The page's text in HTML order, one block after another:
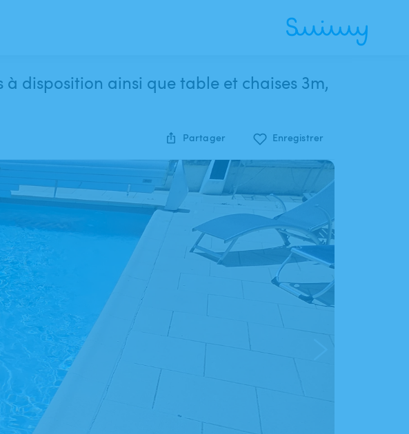
disposition ainsi que table et chaises 3m,
Partager Enregistrer